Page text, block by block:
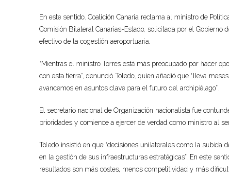
En este sentido, Coalición Canaria reclama al ministro de
Comisión Bilateral Canarias-Estado, solicitada por el Gobierno
efectivo de la cogestión aeroportuaria.
“Mientras el ministro Torres está más preocupado por hacer
con esta tierra”, denunció Toledo, quien añadió que “lleva
avancemos en asuntos clave para el futuro del archipiélago”.
El secretario nacional de Organización nacionalista fue
prioridades y comience a ejercer de verdad como ministro al
Toledo insistió en que “decisiones unilaterales como la subida
en la gestión de sus infraestructuras estratégicas”. En este
resultados son más costes, menos competitividad y más